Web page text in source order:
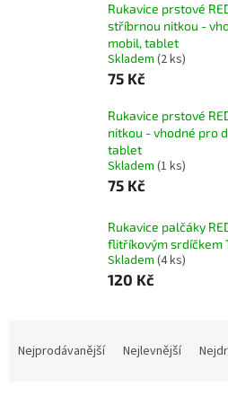
Rukavice prstové
stříbrnou nitkou -
mobil, tablet
Skladem (2 ks)
75 Kč
Rukavice prstové
nitkou - vhodné pro
tablet
Skladem (1 ks)
75 Kč
Rukavice palčáky
flitříkovým srdíčkem
Skladem (4 ks)
120 Kč
Nejprodávanější Nejlevnější